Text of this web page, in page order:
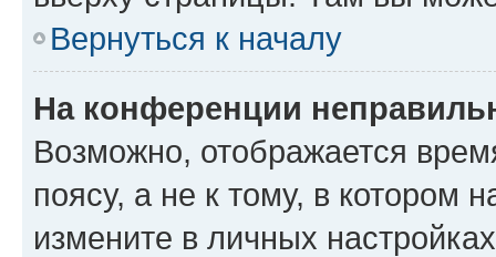
Вернуться к началу
На конференции
Возможно, отображается
поясу, а не к тому, в котором
измените в личных